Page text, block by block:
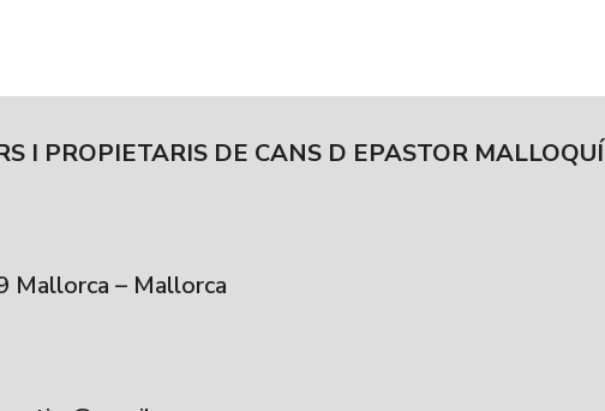
I PROPIETARIS DE CANS D EPASTOR MALLOQUÍ
Mallorca – Mallorca